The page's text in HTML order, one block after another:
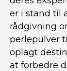
er i stand til
rådgivning
perlepulver
oplagt
at forbedre